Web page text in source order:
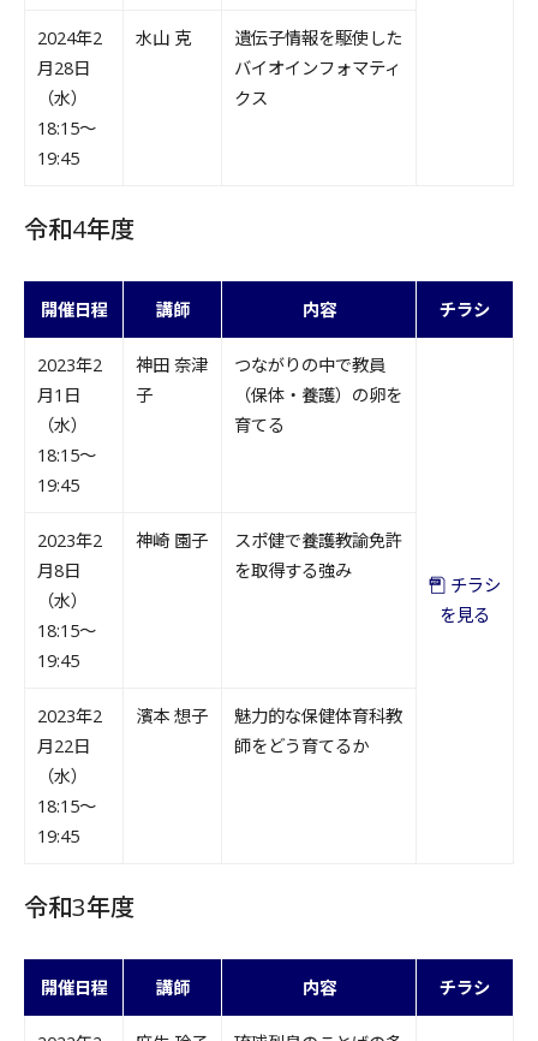
2024年2
月28日
（水）
18:15～
19:45
水山 克
遺伝子情報を駆使した
バイオインフォマティ
クス
令和4年度
開催日程 講師 内容 チラシ
2023年2
月1日
（水）
18:15～
19:45
神田 奈津
子
つながりの中で教員
（保体・養護）の卵を
育てる
チラシ
を見る
2023年2
月8日
（水）
18:15～
19:45
神崎 園子
スポ健で養護教諭免許
を取得する強み
2023年2
月22日
（水）
18:15～
19:45
濱本 想子
魅力的な保健体育科教
師をどう育てるか
令和3年度
開催日程 講師 内容 チラシ